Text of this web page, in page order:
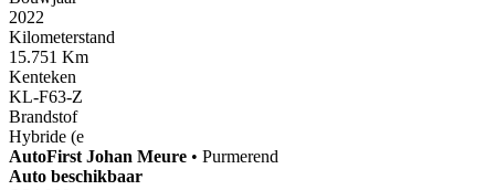
2022
Kilometerstand
15.751 Km
Kenteken
KL-F63-Z
Brandstof
Hybride (e
AutoFirst Johan Meure • Purmerend
Auto beschikbaar